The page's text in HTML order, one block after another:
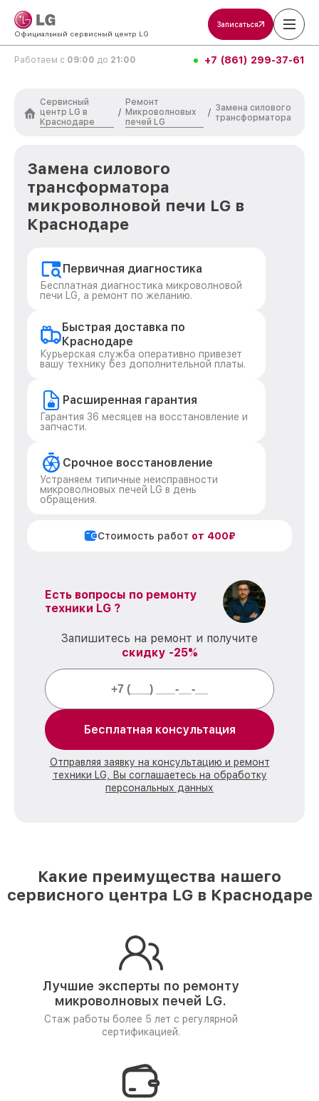
Официальный сервисный центр LG
Записаться
Работаем с 09:00 до 21:00 +7 (861) 299-37-61
Сервисный
центр LG в
Краснодаре
/
Ремонт
Микроволновых
печей LG
/ Замена силового
трансформатора
Замена силового
трансформатора
микроволновой печи LG в
Краснодаре
Первичная диагностика
Бесплатная диагностика микроволновой
печи LG, а ремонт по желанию.
Быстрая доставка по
Краснодаре
Курьерская служба оперативно привезет
вашу технику без дополнительной платы.
Расширенная гарантия
Гарантия 36 месяцев на восстановление и
запчасти.
Срочное восстановление
Устраняем типичные неисправности
микроволновых печей LG в день
обращения.
Стоимость работ от 400₽
Есть вопросы по ремонту
техники LG ?
Запишитесь на ремонт и получите
скидку -25%
Бесплатная консультация
Отправляя заявку на консультацию и ремонт
техники LG, Вы соглашаетесь на обработку
персональных данных
Какие преимущества нашего
сервисного центра LG в Краснодаре
Лучшие эксперты по ремонту
микроволновых печей LG.
Стаж работы более 5 лет с регулярной
сертификацией.